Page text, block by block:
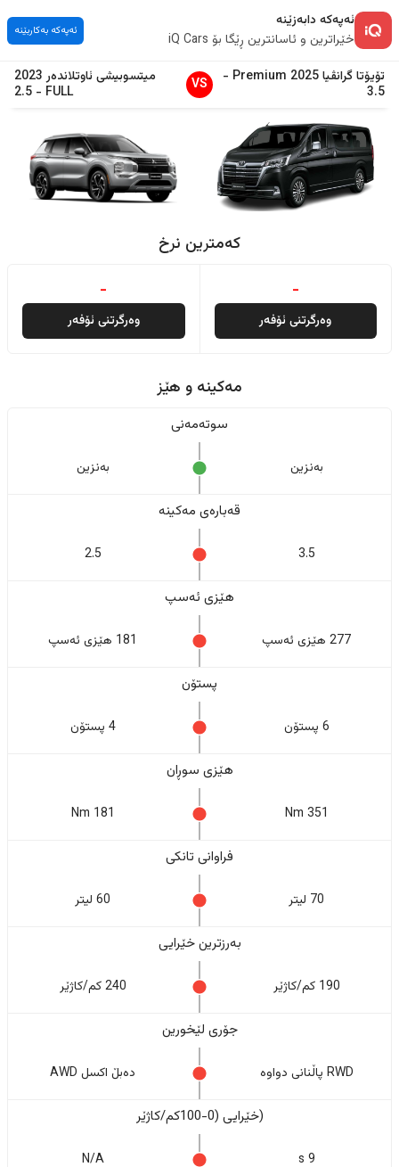
ئەپەکە دابەزێنە
خێراترین و ئاسانترین ڕێگا بۆ iQ Cars
ئەپەکە بەکاربێنە
تۆیۆتاگرانڤیا2025
Premium
-
3.5
VS میتسوبیشی ئاوتلاندەر 2023
FULL
-
2.5
کەمترین نرخ
-
وەرگرتنی ئۆفەر
-
وەرگرتنی ئۆفەر
مەکینە و هێز
سوتەمەنی
بەنزین بەنزین
قەبارەی مەکینە
3.5
2.5
هێزی ئەسپ
277 هێزی ئەسپ 181 هێزی ئەسپ
پستۆن
6 پستۆن 4 پستۆن
هێزی سوڕان
351 Nm
181 Nm
فراوانی تانکی
70 لیتر 60 لیتر
بەرزترین خێرایی
190 کم/کاژێر 240 کم/کاژێر
جۆری لێخورین
RWD پاڵنانی دواوە دەبڵ اکسل AWD
(خێرایی (0-100کم/کاژێر
9 s
N/A